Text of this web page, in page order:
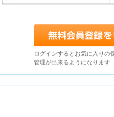
ログインするとお気に入りの
管理が出来るようになります